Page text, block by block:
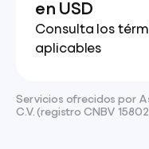
en USD
Consulta los
aplicables
Servicios ofrecidos por
C.V. (registro CNBV